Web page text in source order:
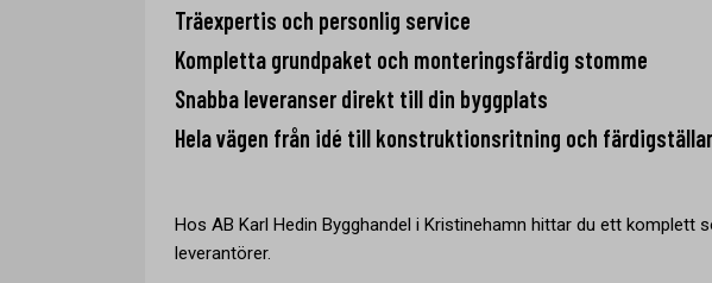
Träexpertis och personlig service
Kompletta grundpaket och monteringsfärdig stomme
Snabba leveranser direkt till din byggplats
Hela vägen från idé till konstruktionsritning och
Hos AB Karl Hedin Bygghandel i Kristinehamn hittar du ett komplett
leverantörer.